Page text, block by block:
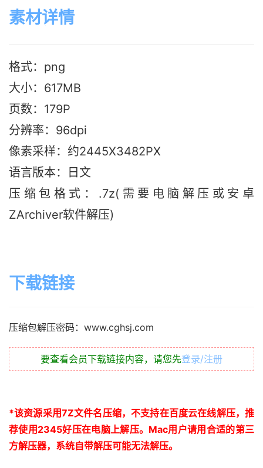
素材详情
格式：png
大小：617MB
页数：179P
分辨率：96dpi
像素采样：约2445X3482PX
语言版本：日文
压缩包格式：.7z(需要电脑解压或安卓
ZArchiver软件解压)
下载链接
压缩包解压密码：www.cghsj.com
要查看会员下载链接内容，请您先登录/注册
*该资源采用7Z文件名压缩，不支持在百度云在线解压，推
荐使用2345好压在电脑上解压。 Mac用户请用合适的第三
方解压器，系统自带解压可能无法解压。